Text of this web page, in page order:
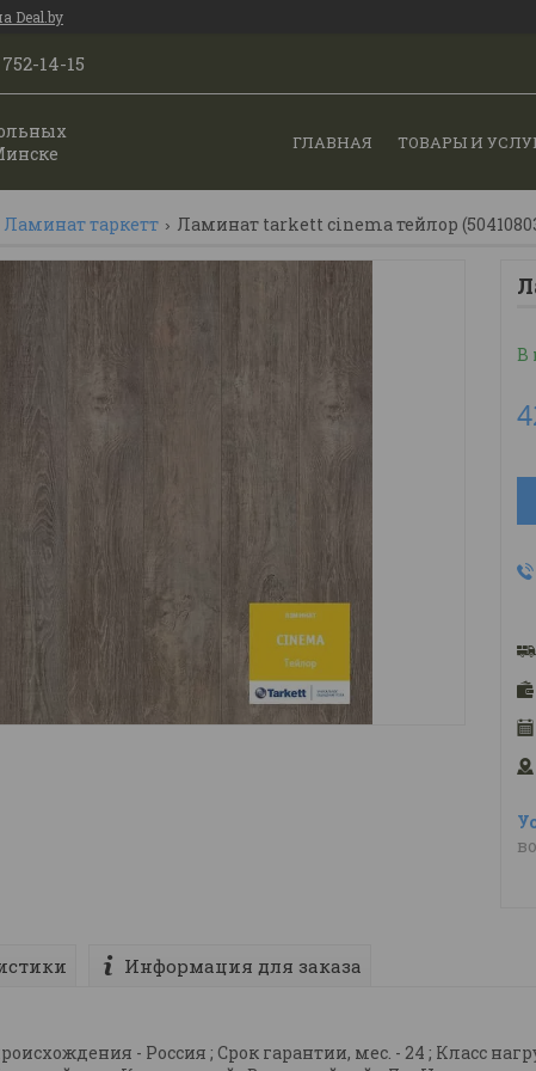
Deal.by
14-15
ГЛАВНАЯ ТОВАРЫ И
Ламинат таркетт Ламинат tarkett cinema тейлор
В
Информация для заказа
- Россия ; Срок гарантии, мес. - 24 ; Класс